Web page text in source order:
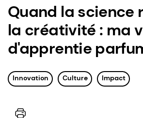
Quand la science
la créativité : ma
d'apprentie
Innovation Culture Impact